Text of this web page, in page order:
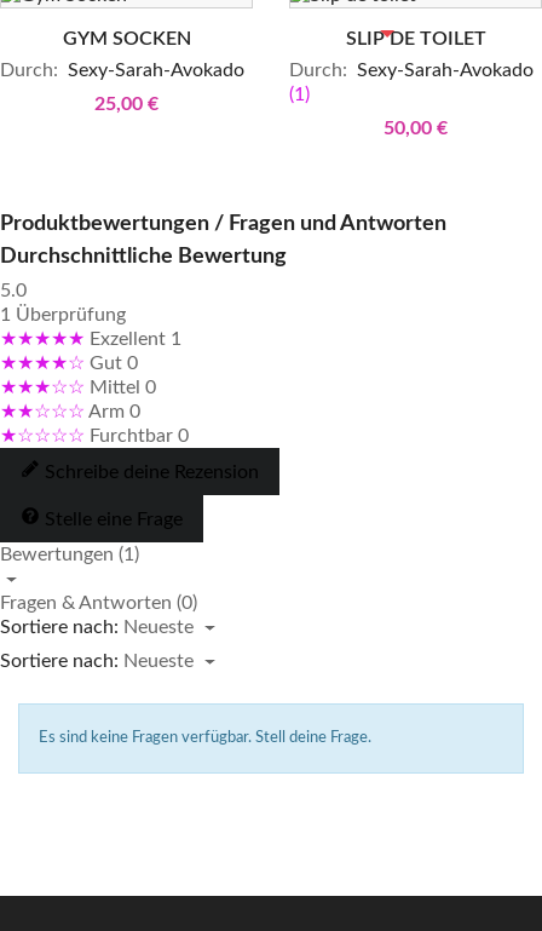
GYM SOCKEN
Durch: Sexy-Sarah-Avokado
25,00 €
SLIP DE TOILET
Durch: Sexy-Sarah-Avokado
(1)
50,00 €
Produktbewertungen / Fragen und Antworten
Durchschnittliche Bewertung
5.0
1 Überprüfung
★★★★★ Exzellent 1
★★★★☆ Gut 0
★★★☆☆ Mittel 0
★★☆☆☆ Arm 0
★☆☆☆☆ Furchtbar 0
Schreibe deine Rezension
Stelle eine Frage
Bewertungen (1)
Fragen & Antworten (0)
Sortiere nach: Neueste
Sortiere nach: Neueste
Es sind keine Fragen verfügbar. Stell deine Frage.